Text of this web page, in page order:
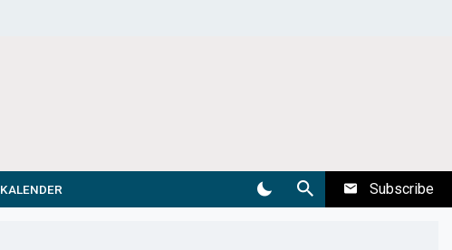
KALENDER Subscribe